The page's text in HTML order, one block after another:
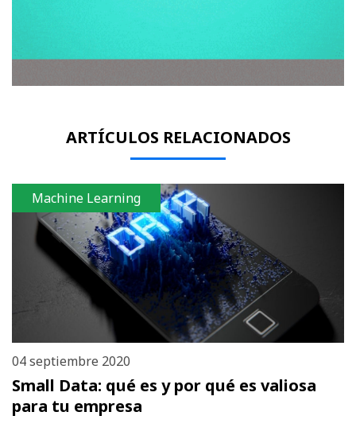
ARTÍCULOS RELACIONADOS
Machine Learning
04 septiembre 2020
Small Data: qué es y por qué es valiosa
para tu empresa